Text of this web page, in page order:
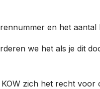
en het
we het als je dit
zich het recht voor